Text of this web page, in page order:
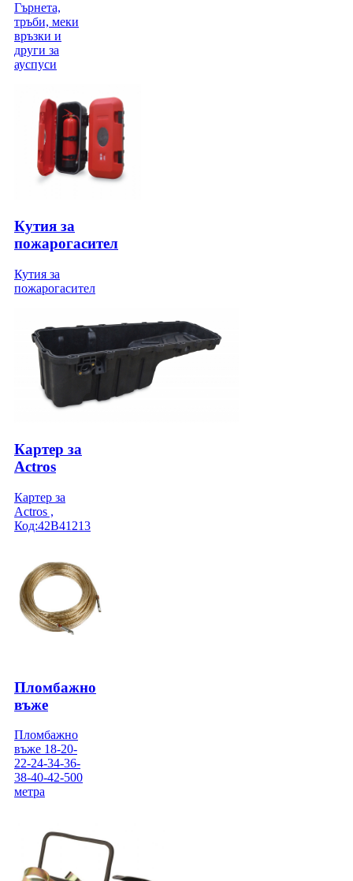
Гърнета,
тръби, меки
връзки и
други за
ауспуси
Кутия за
пожарогасител
Кутия за
пожарогасител
Картер за
Actrоs
Картер за
Actrоs ,
Код:42B41213
Пломбажно
въже
Пломбажно
въже 18-20-
22-24-34-36-
38-40-42-500
метра